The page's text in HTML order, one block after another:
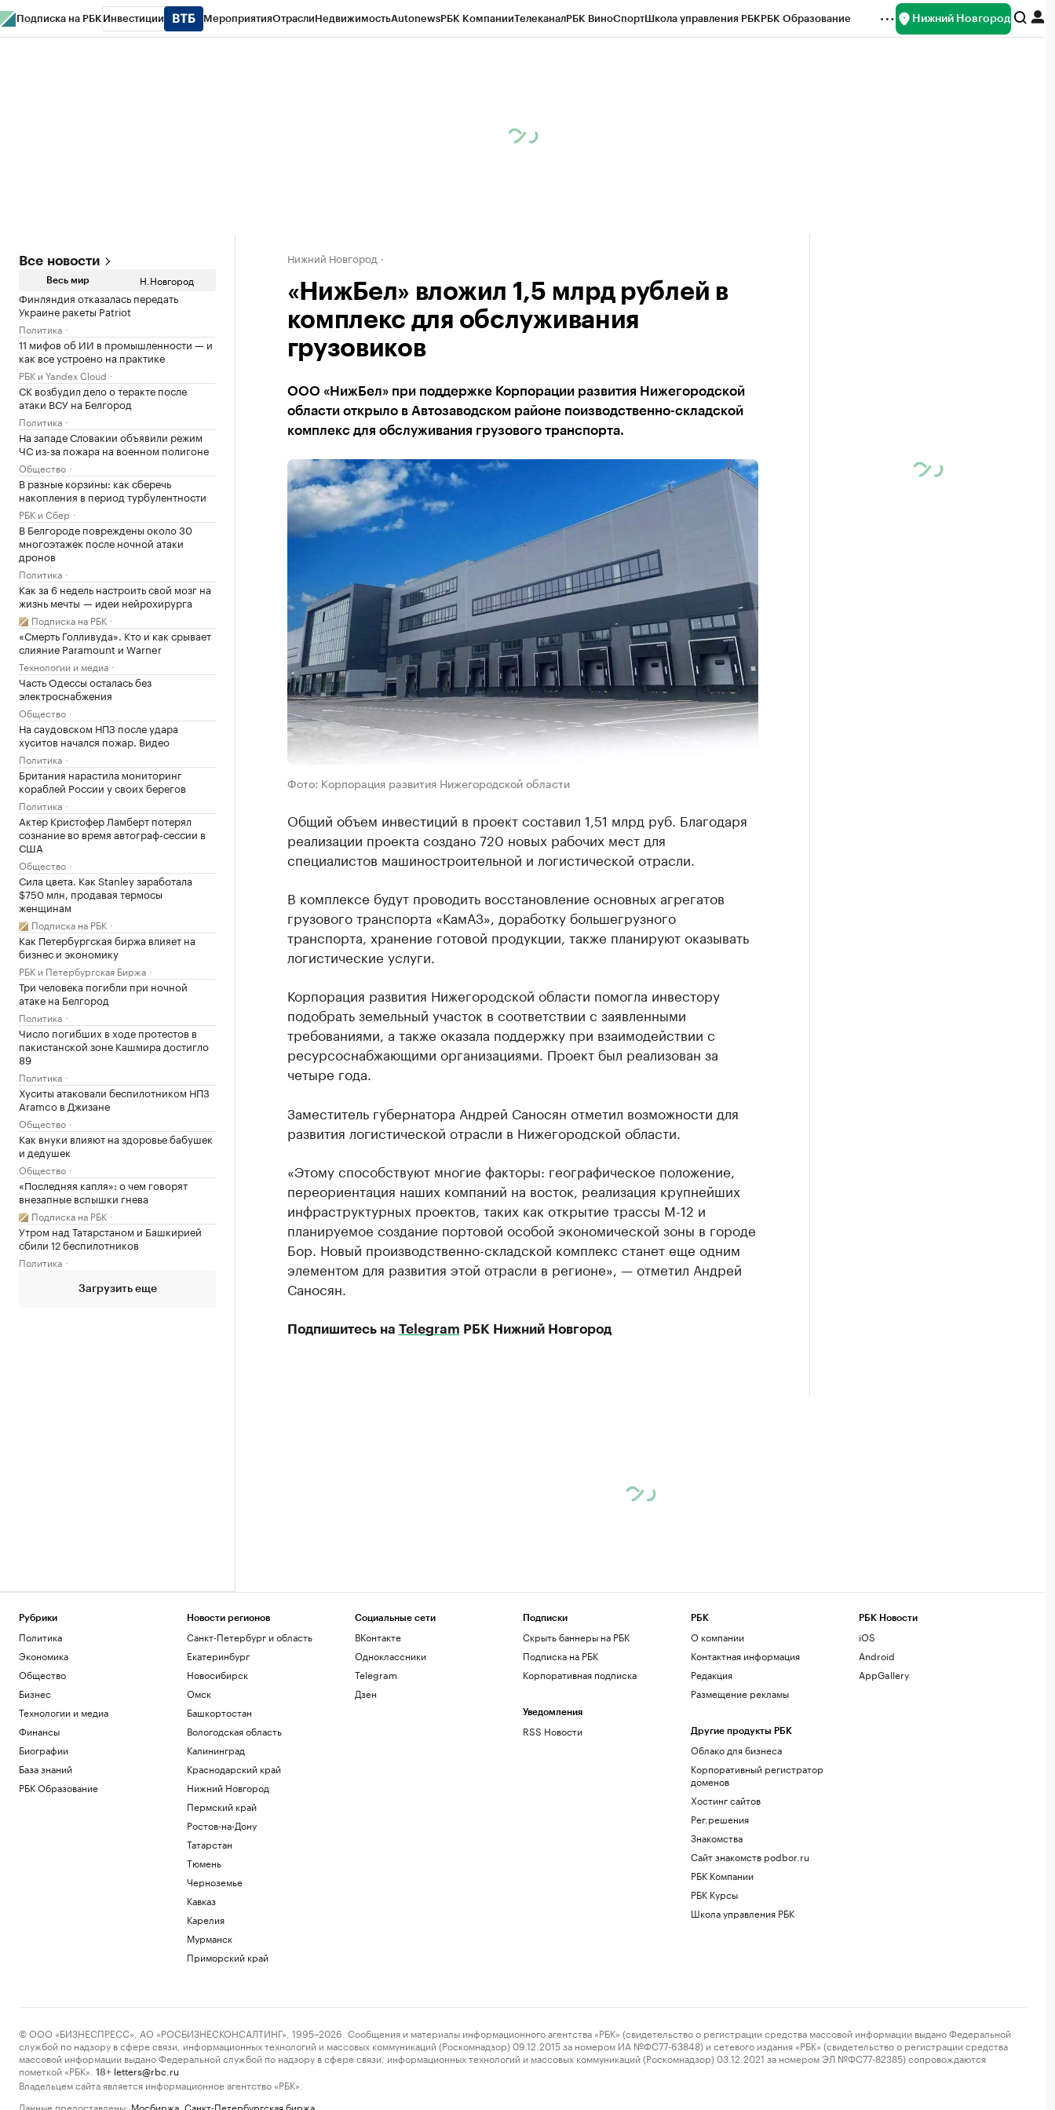
Подписка на РБК Инвестиции МероприятияОтраслиНедвижимостьAutonewsРБК КомпанииТелеканалРБК ВиноСпортШкола управления РБКРБК Образование Нижний Новгород
Все новости
Весь мир Н.Новгород
Финляндия отказалась передать
Украине ракеты Patriot
Политика
11 мифов об ИИ в промышленности — и
как все устроено на практике
РБК и Yandex Cloud
СК возбудил дело о теракте после
атаки ВСУ на Белгород
Политика
На западе Словакии объявили режим
ЧС из-за пожара на военном полигоне
Общество
В разные корзины: как сберечь
накопления в период турбулентности
РБК и Сбер
В Белгороде повреждены около 30
многоэтажек после ночной атаки
дронов
Политика
Как за 6 недель настроить свой мозг на
жизнь мечты — идеи нейрохирурга
Подписка на РБК
«Смерть Голливуда». Кто и как срывает
слияние Paramount и Warner
Технологии и медиа
Часть Одессы осталась без
электроснабжения
Общество
На саудовском НПЗ после удара
хуситов начался пожар. Видео
Политика
Британия нарастила мониторинг
кораблей России у своих берегов
Политика
Актер Кристофер Ламберт потерял
сознание во время автограф-сессии в
США
Общество
Сила цвета. Как Stanley заработала
$750 млн, продавая термосы
женщинам
Подписка на РБК
Как Петербургская биржа влияет на
бизнес и экономику
РБК и Петербургская Биржа
Три человека погибли при ночной
атаке на Белгород
Политика
Число погибших в ходе протестов в
пакистанской зоне Кашмира достигло
89
Политика
Хуситы атаковали беспилотником НПЗ
Aramco в Джизане
Общество
Как внуки влияют на здоровье бабушек
и дедушек
Общество
«Последняя капля»: о чем говорят
внезапные вспышки гнева
Подписка на РБК
Утром над Татарстаном и Башкирией
сбили 12 беспилотников
Политика
Загрузить еще
Нижний Новгород
«НижБел» вложил 1,5 млрд рублей в
комплекс для обслуживания
грузовиков
ООО «НижБел» при поддержке Корпорации развития Нижегородской
области открыло в Автозаводском районе поизводственно-складской
комплекс для обслуживания грузового транспорта.
Фото: Корпорация развития Нижегородской области
Общий объем инвестиций в проект составил 1,51 млрд руб. Благодаря
реализации проекта создано 720 новых рабочих мест для
специалистов машиностроительной и логистической отрасли.
В комплексе будут проводить восстановление основных агрегатов
грузового транспорта «КамАЗ», доработку большегрузного
транспорта, хранение готовой продукции, также планируют оказывать
логистические услуги.
Корпорация развития Нижегородской области помогла инвестору
подобрать земельный участок в соответствии с заявленными
требованиями, а также оказала поддержку при взаимодействии с
ресурсоснабжающими организациями. Проект был реализован за
четыре года.
Заместитель губернатора Андрей Саносян отметил возможности для
развития логистической отрасли в Нижегородской области.
«Этому способствуют многие факторы: географическое положение,
переориентация наших компаний на восток, реализация крупнейших
инфраструктурных проектов, таких как открытие трассы М-12 и
планируемое создание портовой особой экономической зоны в городе
Бор. Новый производственно-складской комплекс станет еще одним
элементом для развития этой отрасли в регионе», — отметил Андрей
Саносян.
Подпишитесь на Telegram РБК Нижний Новгород
Рубрики
Политика
Экономика
Общество
Бизнес
Технологии и медиа
Финансы
Биографии
База знаний
РБК Образование
Новости регионов
Санкт-Петербург и область
Екатеринбург
Новосибирск
Омск
Башкортостан
Вологодская область
Калининград
Краснодарский край
Нижний Новгород
Пермский край
Ростов-на-Дону
Татарстан
Тюмень
Черноземье
Кавказ
Карелия
Мурманск
Приморский край
Социальные сети
ВКонтакте
Одноклассники
Telegram
Дзен
Подписки
Скрыть баннеры на РБК
Подписка на РБК
Корпоративная подписка
Уведомления
RSS Новости
РБК
О компании
Контактная информация
Редакция
Размещение рекламы
Другие продукты РБК
Облако для бизнеса
Корпоративный регистратор
доменов
Хостинг сайтов
Рег.решения
Знакомства
Сайт знакомств podbor.ru
РБК Компании
РБК Курсы
Школа управления РБК
РБК Новости
iOS
Android
AppGallery
© ООО «БИЗНЕСПРЕСС», АО «РОСБИЗНЕСКОНСАЛТИНГ», 1995–2026. Сообщения и материалы информационного агентства «РБК» (свидетельство о регистрации средства массовой информации выдано Федеральной
службой по надзору в сфере связи, информационных технологий и массовых коммуникаций (Роскомнадзор) 09.12.2015 за номером ИА №ФС77-63848) и сетевого издания «РБК» (свидетельство о регистрации средства
массовой информации выдано Федеральной службой по надзору в сфере связи, информационных технологий и массовых коммуникаций (Роскомнадзор) 03.12.2021 за номером ЭЛ №ФС77-82385) сопровождаются
пометкой «РБК».
18+ letters@rbc.ru
Владельцем сайта является информационное агентство «РБК».
Данные предоставлены: Мосбиржа Санкт-Петербургская биржа